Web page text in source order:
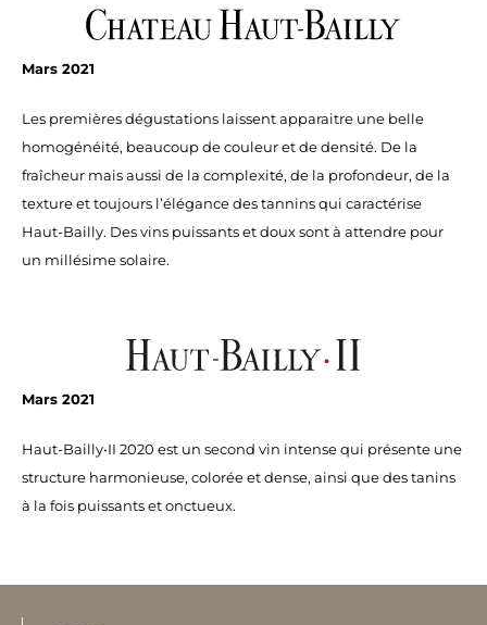
Mars 2021
Les premières dégustations laissent apparaitre une belle
homogénéité, beaucoup de couleur et de densité. De la
fraîcheur mais aussi de la complexité, de la profondeur, de la
texture et toujours l’élégance des tannins qui caractérise
Haut-Bailly. Des vins puissants et doux sont à attendre pour
un millésime solaire.
Mars 2021
Haut-Bailly•II 2020 est un second vin intense qui présente une
structure harmonieuse, colorée et dense, ainsi que des tanins
à la fois puissants et onctueux.